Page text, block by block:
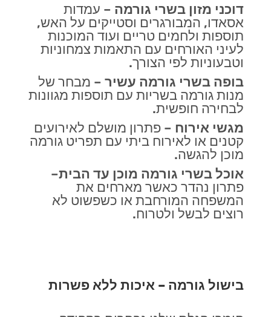
דוכני מזון בשרי גורמה – עמדות
אסאדו, המבורגרים וסטייקים על האש,
תוספות ולחמים טריים ועוד המוכנות
לעיני האורחים עם התאמות צמחוניות
וטבעוניות לפי הצורך.
בופה בשרי גורמה עשיר – מבחר של
מנות גורמה בשריות עם תוספות מגוונות
לבחירה חופשית.
מגשי אירוח – פתרון מושלם לאירועים
קטנים או לאירוח ביתי עם תפריט גורמה
מוכן להגשה.
אוכל בשרי גורמה מוכן עד הבית–
פתרון נהדר כאשר מארחים את
המשפחה המורחבת או כשפשוט לא
רוצים לבשל ולטרוח.
בישול גורמה – איכות ללא פשרות